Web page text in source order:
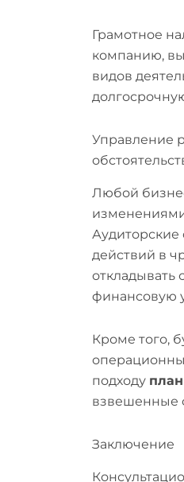
Грамотное
компанию,
видов
Управление
Любой
действий в
откладывать
финансовую
Кроме того,
подходу
взвешенные
Заключение